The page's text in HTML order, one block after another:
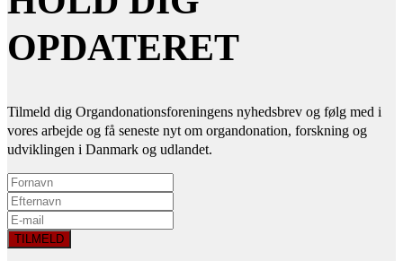
OPDATERET
Tilmeld dig Organdonationsforeningens nyhedsbrev og følg med i
vores arbejde og få seneste nyt om organdonation, forskning og
udviklingen i Danmark og udlandet.